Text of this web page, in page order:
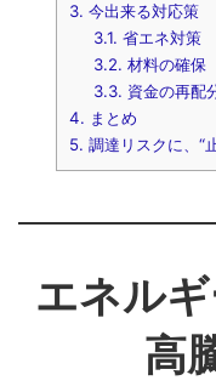
3. 今出来る対応策
3.1. 省エネ対策
3.2. 材料の確保
3.3. 資金の再配
4. まとめ
5. 調達リスクに、“
エネル
高